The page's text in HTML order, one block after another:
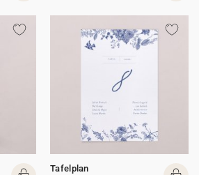
Tafelplan